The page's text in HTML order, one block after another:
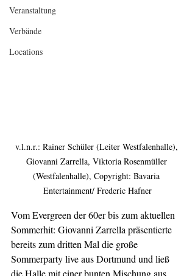
Veranstaltung
Verbände
Locations
v.l.n.r.: Rainer Schüler (Leiter Westfalenhalle),
Giovanni Zarrella, Viktoria Rosenmüller
(Westfalenhalle), Copyright: Bavaria
Entertainment/ Frederic Hafner
Vom Evergreen der 60er bis zum aktuellen
Sommerhit: Giovanni Zarrella präsentierte
bereits zum dritten Mal die große
Sommerparty live aus Dortmund und ließ